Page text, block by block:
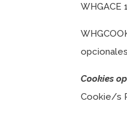
WHGACE
Cookies
Cookie/s